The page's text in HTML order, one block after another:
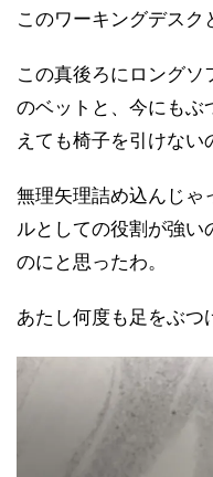
このワーキングデスク
この真後ろにロング
のベットと、今にもぶ
えても椅子を引けない
無理矢理詰め込んじゃ
ルとしての役割が強い
のにと思ったわ。
あたし何度も足をぶつ